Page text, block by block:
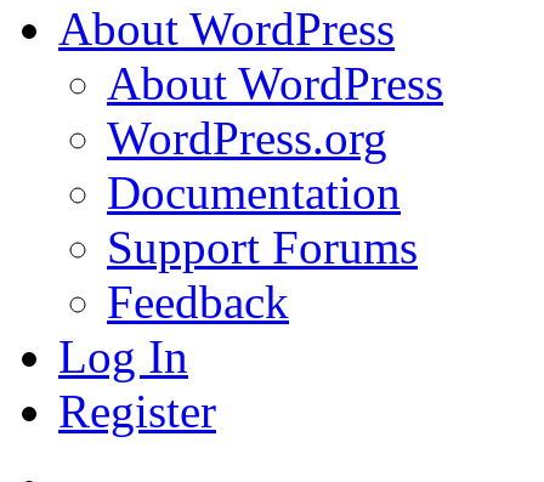
About WordPress
About WordPress
WordPress.org
Documentation
Support Forums
Feedback
Log In
Register